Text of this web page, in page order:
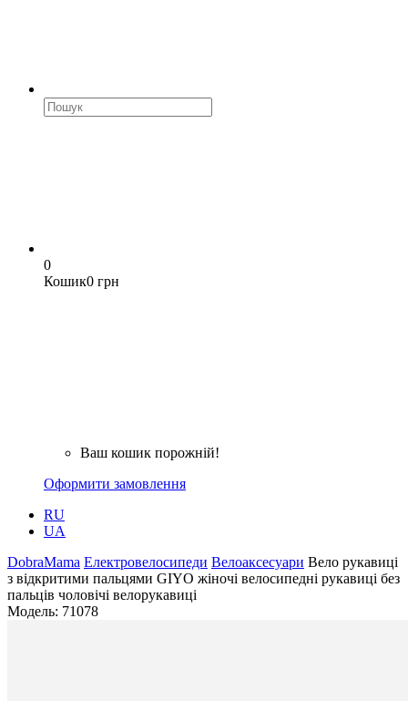
0
Кошик0 грн
Ваш кошик порожній!
Оформити замовлення
RU
UA
DobraMama Електровелосипеди Велоаксесуари Вело рукавиці
з відкритими пальцями GIYO жіночі велосипедні рукавиці без
пальців чоловічі велорукавиці
Модель: 71078